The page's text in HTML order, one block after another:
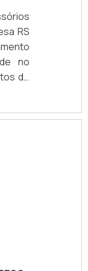
as
todo
RS
no
de
do
em
site
e
o
e